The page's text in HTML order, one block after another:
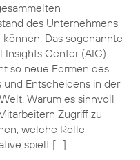
des Unternehmens
Das sogenannte
Insights Center (AIC)
so neue Formen des
und Entscheidens in der
Warum es sinnvoll
Zugriff zu
welche Rolle
spielt […]